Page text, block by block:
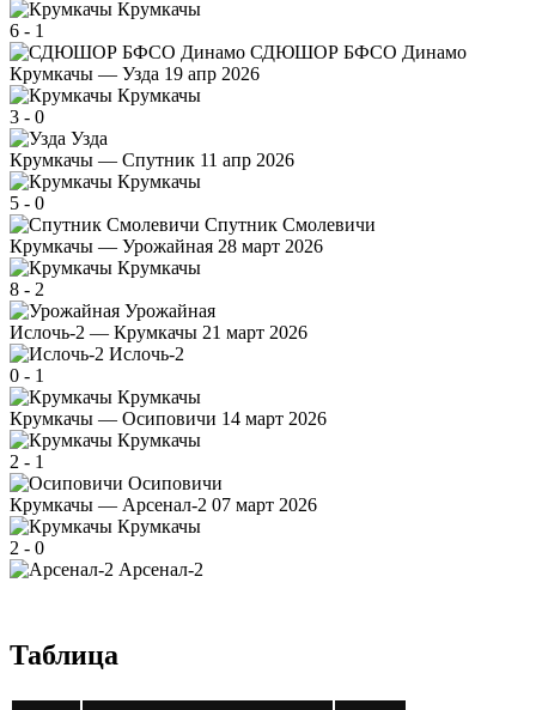
Крумкачы
6 - 1
СДЮШОР БФСО Динамо
Крумкачы — Узда 19 апр 2026
Крумкачы
3 - 0
Узда
Крумкачы — Спутник 11 апр 2026
Крумкачы
5 - 0
Спутник Смолевичи
Крумкачы — Урожайная 28 март 2026
Крумкачы
8 - 2
Урожайная
Ислочь-2 — Крумкачы 21 март 2026
Ислочь-2
0 - 1
Крумкачы
Крумкачы — Осиповичи 14 март 2026
Крумкачы
2 - 1
Осиповичи
Крумкачы — Арсенал-2 07 март 2026
Крумкачы
2 - 0
Арсенал-2
Таблица